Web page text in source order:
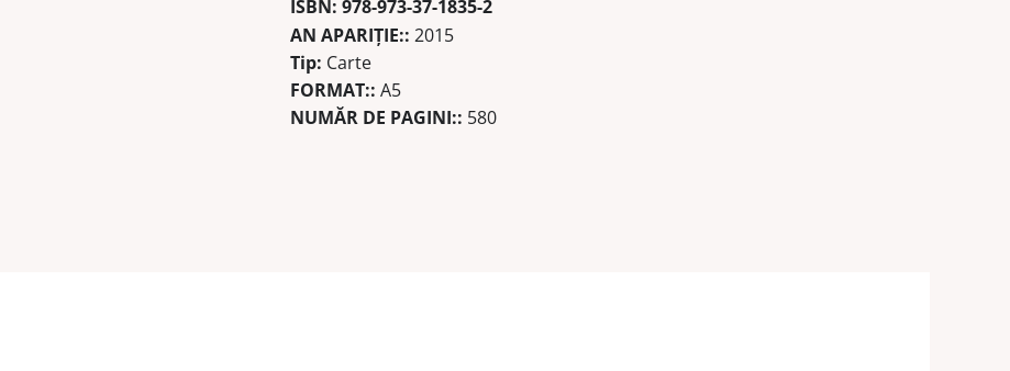
ISBN: 978-973-37-1835-2
AN APARIŢIE:: 2015
Tip: Carte
FORMAT:: A5
NUMĂR DE PAGINI:: 580